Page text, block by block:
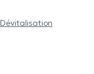
Dévitalisation